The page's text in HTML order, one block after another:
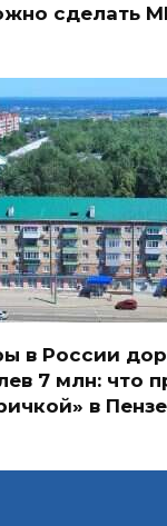
сделать
в России
7 млн: что
в Пензе